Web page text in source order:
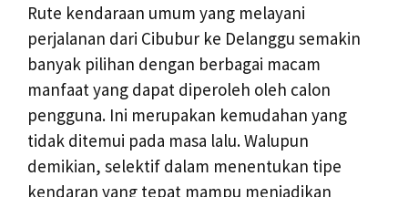
Rute kendaraan umum yang melayani
perjalanan dari Cibubur ke Delanggu semakin
banyak pilihan dengan berbagai macam
manfaat yang dapat diperoleh oleh calon
pengguna. Ini merupakan kemudahan yang
tidak ditemui pada masa lalu. Walupun
demikian, selektif dalam menentukan tipe
kendaran yang tepat mampu menjadikan